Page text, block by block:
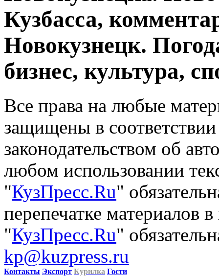
Кузбасса,
Новокузнецк.
бизнес, культура,
Все права на любые
защищены в
законодательством об
любом использовании
"КузПресс.Ru"
перепечатке материалов
"КузПресс.Ru"
kp@kuzpress.ru
Контакты Экспорт Курилка Гости